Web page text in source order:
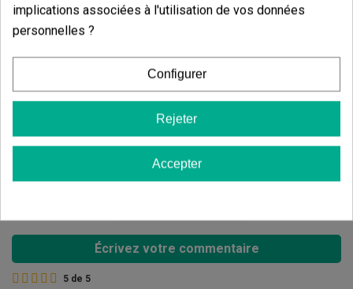
5 étoiles
100.00%
0.00%
2 étoiles
0.00%
Écrivez votre commentaire
5 de 5
implications associées à l'utilisation de vos données
personnelles ?
Configurer
Rejeter
Accepter